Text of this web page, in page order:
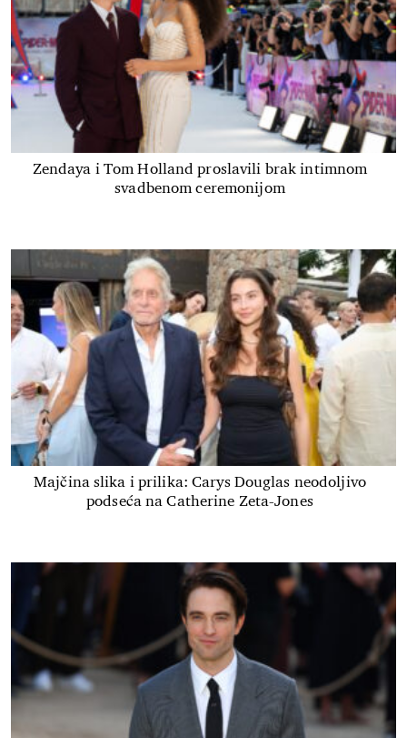
Zendaya i Tom Holland proslavili brak intimnom
svadbenom ceremonijom
Majčina slika i prilika: Carys Douglas neodoljivo
podseća na Catherine Zeta-Jones